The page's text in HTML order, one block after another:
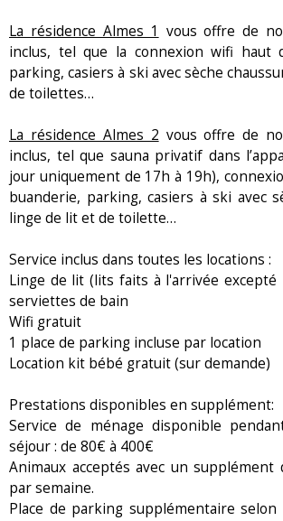
La résidence Almes 1 vous offre de
inclus, tel que la connexion wifi haut
parking, casiers à ski avec sèche
de toilettes…
La résidence Almes 2 vous offre de
inclus, tel que sauna privatif dans
jour uniquement de 17h à 19h),
buanderie, parking, casiers à ski avec
linge de lit et de toilette…
Service inclus dans toutes les locations :
Linge de lit (lits faits à l'arrivée excepté
serviettes de bain
Wifi gratuit
1 place de parking incluse par location
Location kit bébé gratuit (sur demande)
Prestations disponibles en supplément:
Service de ménage disponible
séjour : de 80€ à 400€
Animaux acceptés avec un
par semaine.
Place de parking supplémentaire